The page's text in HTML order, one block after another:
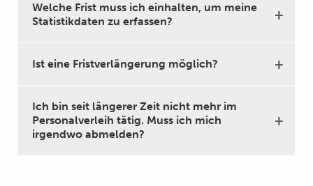
Welche Frist muss ich einhalten, um meine
Statistikdaten zu erfassen?
Ist eine Fristverlängerung möglich?
Ich bin seit längerer Zeit nicht mehr im
Personalverleih tätig. Muss ich mich
irgendwo abmelden?